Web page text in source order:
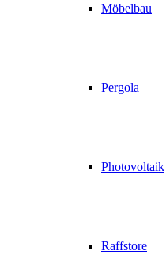
Möbelbau
Pergola
Photovoltaik
Raffstore